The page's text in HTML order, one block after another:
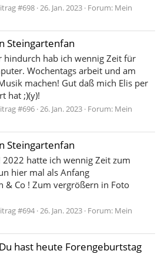
#698 26. Jan. 2023 Forum: Mein
Steingartenfan
hindurch hab ich wennig Zeit für
Wochentags arbeit und am
machen! Gut daß mich Elis per
hat ;)(y)!
#696 26. Jan. 2023 Forum: Mein
Steingartenfan
2022 hatte ich wennig Zeit zum
hier mal als Anfang
& Co ! Zum vergrößern in Foto
#694 26. Jan. 2023 Forum: Mein
hast heute Forengeburtstag